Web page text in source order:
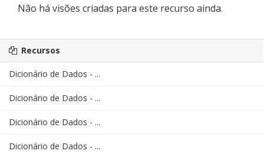
Não há visões criadas para este recurso ainda.
Recursos
Dicionário de Dados - ...
Dicionário de Dados - ...
Dicionário de Dados - ...
Dicionário de Dados - ...